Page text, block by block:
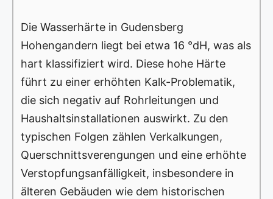
Die Wasserhärte in Gudensberg
Hohengandern liegt bei etwa 16 °dH, was als
hart klassifiziert wird. Diese hohe Härte
führt zu einer erhöhten Kalk-Problematik,
die sich negativ auf Rohrleitungen und
Haushaltsinstallationen auswirkt. Zu den
typischen Folgen zählen Verkalkungen,
Querschnittsverengungen und eine erhöhte
Verstopfungsanfälligkeit, insbesondere in
älteren Gebäuden wie dem historischen